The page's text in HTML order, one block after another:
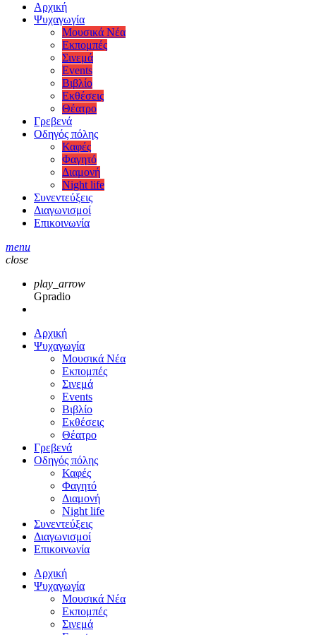
Αρχική
Ψυχαγωγία
Μουσικά Νέα
Εκπομπές
Σινεμά
Events
Βιβλίο
Εκθέσεις
Θέατρο
Γρεβενά
Οδηγός πόλης
Καφές
Φαγητό
Διαμονή
Night life
Συνεντεύξεις
Διαγωνισμοί
Επικοινωνία
menu
close
play_arrow
Gpradio
Αρχική
Ψυχαγωγία
Μουσικά Νέα
Εκπομπές
Σινεμά
Events
Βιβλίο
Εκθέσεις
Θέατρο
Γρεβενά
Οδηγός πόλης
Καφές
Φαγητό
Διαμονή
Night life
Συνεντεύξεις
Διαγωνισμοί
Επικοινωνία
Αρχική
Ψυχαγωγία
Μουσικά Νέα
Εκπομπές
Σινεμά